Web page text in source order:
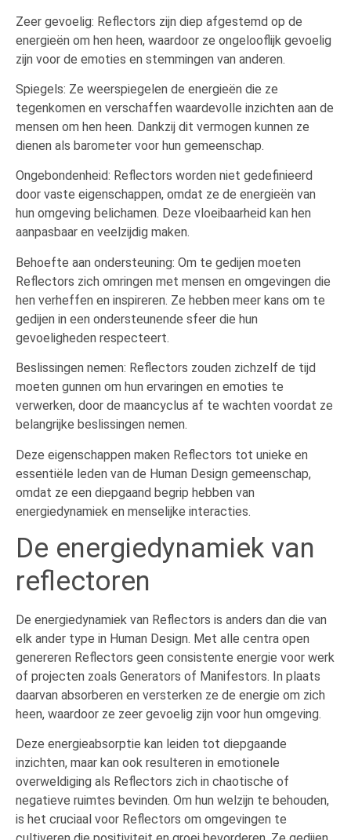
Zeer gevoelig: Reflectors zijn diep afgestemd op de
energieën om hen heen, waardoor ze ongelooflijk gevoelig
zijn voor de emoties en stemmingen van anderen.
Spiegels: Ze weerspiegelen de energieën die ze
tegenkomen en verschaffen waardevolle inzichten aan de
mensen om hen heen. Dankzij dit vermogen kunnen ze
dienen als barometer voor hun gemeenschap.
Ongebondenheid: Reflectors worden niet gedefinieerd
door vaste eigenschappen, omdat ze de energieën van
hun omgeving belichamen. Deze vloeibaarheid kan hen
aanpasbaar en veelzijdig maken.
Behoefte aan ondersteuning: Om te gedijen moeten
Reflectors zich omringen met mensen en omgevingen die
hen verheffen en inspireren. Ze hebben meer kans om te
gedijen in een ondersteunende sfeer die hun
gevoeligheden respecteert.
Beslissingen nemen: Reflectors zouden zichzelf de tijd
moeten gunnen om hun ervaringen en emoties te
verwerken, door de maancyclus af te wachten voordat ze
belangrijke beslissingen nemen.
Deze eigenschappen maken Reflectors tot unieke en
essentiële leden van de Human Design gemeenschap,
omdat ze een diepgaand begrip hebben van
energiedynamiek en menselijke interacties.
De energiedynamiek van
reflectoren
De energiedynamiek van Reflectors is anders dan die van
elk ander type in Human Design. Met alle centra open
genereren Reflectors geen consistente energie voor werk
of projecten zoals Generators of Manifestors. In plaats
daarvan absorberen en versterken ze de energie om zich
heen, waardoor ze zeer gevoelig zijn voor hun omgeving.
Deze energieabsorptie kan leiden tot diepgaande
inzichten, maar kan ook resulteren in emotionele
overweldiging als Reflectors zich in chaotische of
negatieve ruimtes bevinden. Om hun welzijn te behouden,
is het cruciaal voor Reflectors om omgevingen te